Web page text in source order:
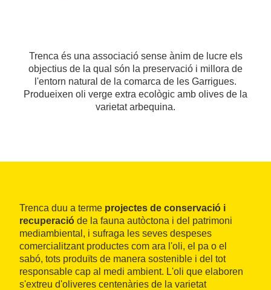
Trenca és una associació sense ànim de lucre els
objectius de la qual són la preservació i millora de
l'entorn natural de la comarca de les Garrigues.
Produeixen oli verge extra ecològic amb olives de la
varietat arbequina.
Trenca duu a terme projectes de conservació i
recuperació de la fauna autòctona i del patrimoni
mediambiental, i sufraga les seves despeses
comercialitzant productes com ara l'oli, el pa o el
sabó, tots produïts de manera sostenible i del tot
responsable cap al medi ambient. L'oli que elaboren
s'extreu d'oliveres centenàries de la varietat